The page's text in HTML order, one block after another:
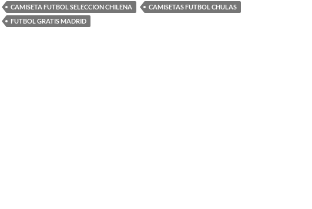
CAMISETA FUTBOL SELECCION CHILENA
CAMISETAS FUTBOL CHULAS
FUTBOL GRATIS MADRID